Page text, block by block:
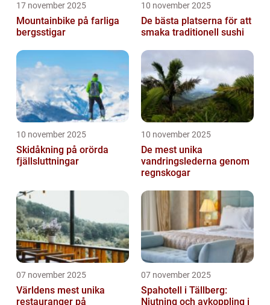
17 november 2025
Mountainbike på farliga
bergsstigar
10 november 2025
De bästa platserna för att
smaka traditionell sushi
10 november 2025
Skidåkning på orörda
fjällsluttningar
10 november 2025
De mest unika
vandringslederna genom
regnskogar
07 november 2025
Världens mest unika
restauranger på
07 november 2025
Spahotell i Tällberg:
Njutning och avkoppling i